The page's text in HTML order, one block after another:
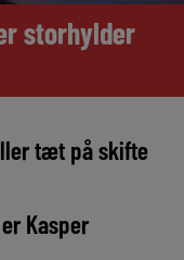
storhylder
tæt på skifte
Kasper